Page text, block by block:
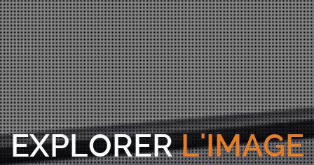
EXPLORERL'IMAGE